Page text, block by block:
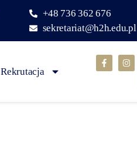
+48 736 362 676
sekretariat@h2h.edu.pl
Rekrutacja